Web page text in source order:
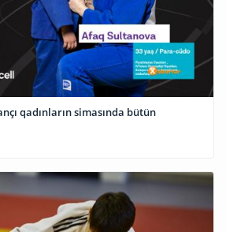
qadınların simasında bütün